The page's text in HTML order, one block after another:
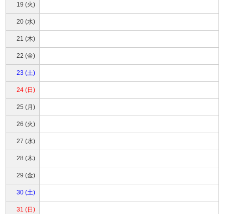
19 (火)
20 (水)
21 (木)
22 (金)
23 (土)
24 (日)
25 (月)
26 (火)
27 (水)
28 (木)
29 (金)
30 (土)
31 (日)